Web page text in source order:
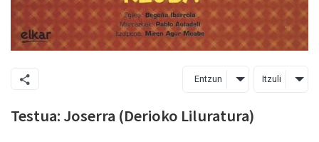
Entzun Itzuli
Testua: Joserra (Derioko Liluratura)